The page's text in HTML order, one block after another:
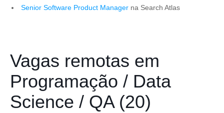
Senior Software Product Manager na Search Atlas
Vagas remotas em
Programação / Data
Science / QA (20)